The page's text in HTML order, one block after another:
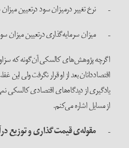
– نرخ تغییر درمیزان سود درتعیین میزان
– میزان سرمایه‌گذاری درتعیین میزان
اگرچه پژوهش‌های کالسکی آن‌گونه که
اقتصاددانان بعد از او قرار نگرفت ولی
یادگیری از دیدگاه‌های اقتصادی کالسکی
از مسایل اشاره می‌کنم.
–مقوله‌ی قیمت‌گذاری و توزیع